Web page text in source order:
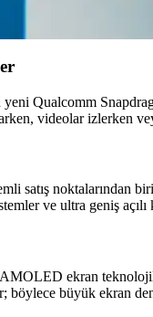
Qualcomm
videolar izlerken
satış noktalarından
ve ultra geniş
ekran
böylece büyük ekran